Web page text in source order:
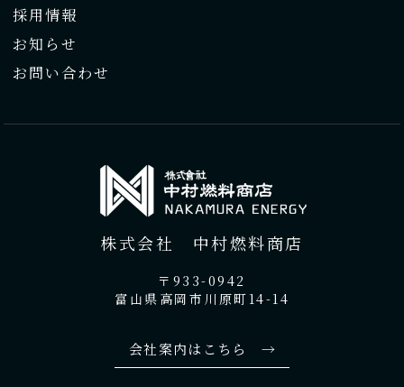
採用情報
お知らせ
お問い合わせ
株式会社 中村燃料商店
〒933-0942
富山県高岡市川原町14-14
会社案内はこちら →